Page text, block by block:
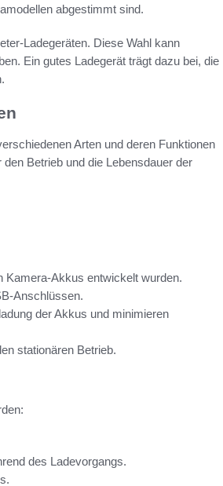
abgestimmt sind.
Ladegeräten. Diese Wahl kann
Ein gutes Ladegerät trägt dazu bei, die
Arten und deren Funktionen
Betrieb und die Lebensdauer der
Kamera-Akkus entwickelt wurden.
Anschlüssen.
der Akkus und minimieren
stationären Betrieb.
des Ladevorgangs.